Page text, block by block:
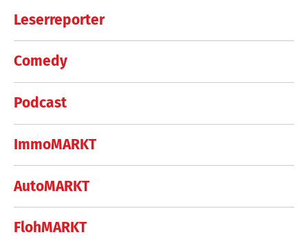
Leserreporter
Comedy
Podcast
ImmoMARKT
AutoMARKT
FlohMARKT